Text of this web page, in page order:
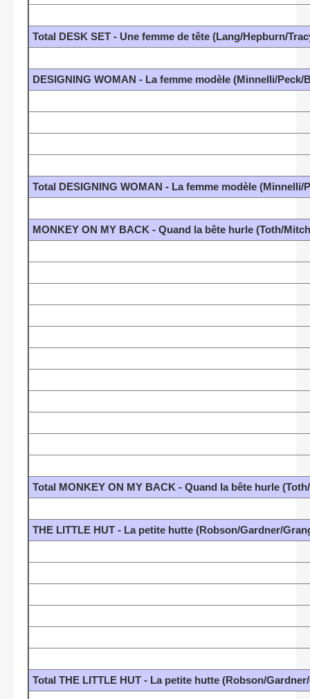
Total DESK SET - Une femme de tête (Lang/Hepburn/
DESIGNING WOMAN - La femme modèle (Minnelli/Peck/
Total DESIGNING WOMAN - La femme modèle (Minnelli/
MONKEY ON MY BACK - Quand la bête hurle (Toth/
Total MONKEY ON MY BACK - Quand la bête hurle
THE LITTLE HUT - La petite hutte (Robson/Gardner/
Total THE LITTLE HUT - La petite hutte (Robson/